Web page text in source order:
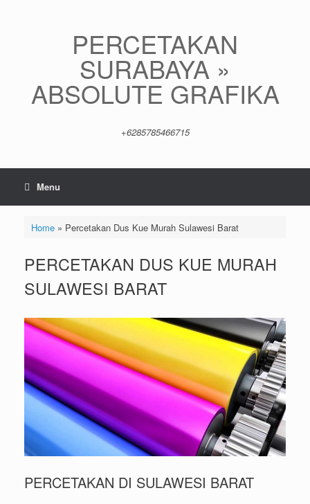
PERCETAKAN
SURABAYA »
ABSOLUTE GRAFIKA
+6285785466715
Menu
Home» Percetakan Dus Kue Murah Sulawesi Barat
PERCETAKAN DUS KUE MURAH
SULAWESI BARAT
PERCETAKAN DI SULAWESI BARAT